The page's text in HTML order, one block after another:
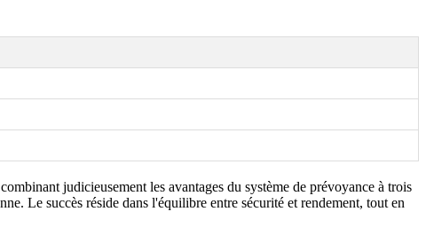
judicieusement les avantages du système de prévoyance à trois
Le succès réside dans l'équilibre entre sécurité et rendement, tout en